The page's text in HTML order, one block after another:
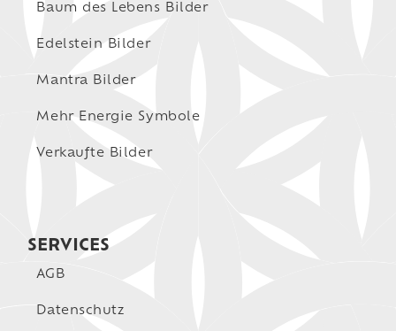
Baum des Lebens Bilder
Edelstein Bilder
Mantra Bilder
Mehr Energie Symbole
Verkaufte Bilder
SERVICES
AGB
Datenschutz